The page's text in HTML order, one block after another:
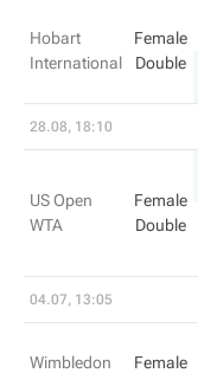
Hobart
International
Female
Double
28.08, 18:10
US Open
WTA
Female
Double
04.07, 13:05
Wimbledon
Female